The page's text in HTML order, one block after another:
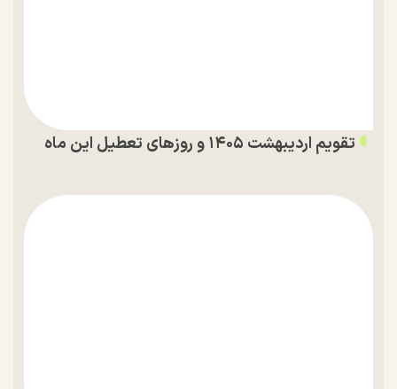
تقویم اردیبهشت ۱۴۰۵ و روز‌های تعطیل این ماه